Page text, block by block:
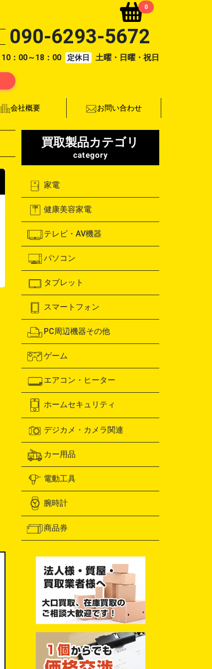
0
090-6293-5672
10：00～18：00 定休日 土曜・日曜・祝日
会社概要 お問い合わせ
買取製品カテゴリ
category
家電
健康美容家電
テレビ・AV機器
パソコン
タブレット
スマートフォン
PC周辺機器その他
ゲーム
エアコン・ヒーター
ホームセキュリティ
デジカメ・カメラ関連
カー用品
電動工具
腕時計
商品券